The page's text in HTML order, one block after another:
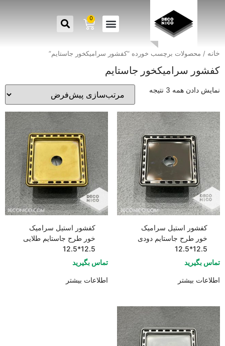
0
خانه / محصولات برچسب خورده “کفشور سرامیکخور جاستایم”
کفشور سرامیکخور جاستایم
نمایش دادن همه 3 نتیجه
کفشور استیل سرامیک
خور طرح جاستایم دودی
12.5*12.5
تماس بگیرید
اطلاعات بیشتر
کفشور استیل سرامیک
خور طرح جاستایم طلایی
12.5*12.5
تماس بگیرید
اطلاعات بیشتر